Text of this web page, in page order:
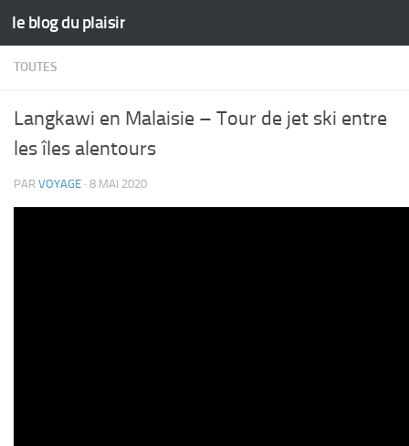
Skip to content
le blog du plaisir
TOUTES
Langkawi en Malaisie – Tour de jet ski entre
les îles alentours
PAR VOYAGE · 8 MAI 2020